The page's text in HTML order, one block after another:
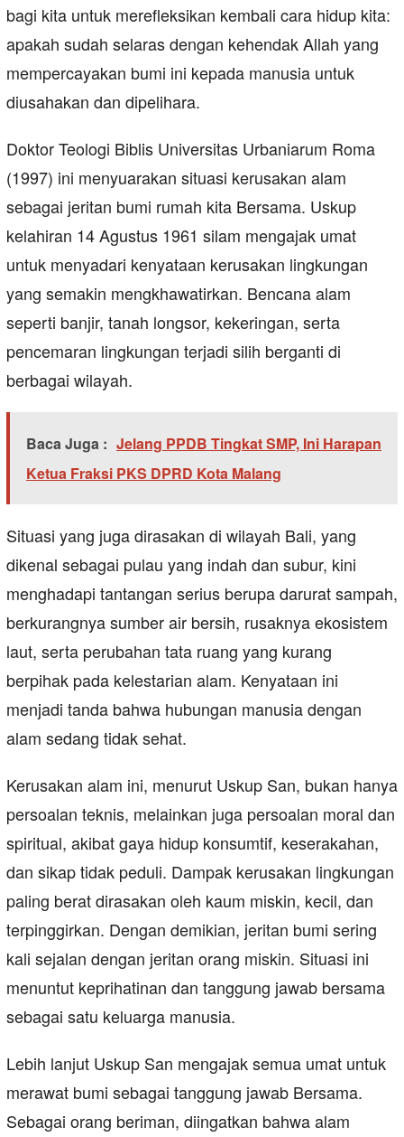
bagi kita untuk merefleksikan kembali cara hidup kita:
apakah sudah selaras dengan kehendak Allah yang
mempercayakan bumi ini kepada manusia untuk
diusahakan dan dipelihara.
Doktor Teologi Biblis Universitas Urbaniarum Roma
(1997) ini menyuarakan situasi kerusakan alam
sebagai jeritan bumi rumah kita Bersama. Uskup
kelahiran 14 Agustus 1961 silam mengajak umat
untuk menyadari kenyataan kerusakan lingkungan
yang semakin mengkhawatirkan. Bencana alam
seperti banjir, tanah longsor, kekeringan, serta
pencemaran lingkungan terjadi silih berganti di
berbagai wilayah.
Baca Juga : Jelang PPDB Tingkat SMP, Ini Harapan
Ketua Fraksi PKS DPRD Kota Malang
Situasi yang juga dirasakan di wilayah Bali, yang
dikenal sebagai pulau yang indah dan subur, kini
menghadapi tantangan serius berupa darurat sampah,
berkurangnya sumber air bersih, rusaknya ekosistem
laut, serta perubahan tata ruang yang kurang
berpihak pada kelestarian alam. Kenyataan ini
menjadi tanda bahwa hubungan manusia dengan
alam sedang tidak sehat.
Kerusakan alam ini, menurut Uskup San, bukan hanya
persoalan teknis, melainkan juga persoalan moral dan
spiritual, akibat gaya hidup konsumtif, keserakahan,
dan sikap tidak peduli. Dampak kerusakan lingkungan
paling berat dirasakan oleh kaum miskin, kecil, dan
terpinggirkan. Dengan demikian, jeritan bumi sering
kali sejalan dengan jeritan orang miskin. Situasi ini
menuntut keprihatinan dan tanggung jawab bersama
sebagai satu keluarga manusia.
Lebih lanjut Uskup San mengajak semua umat untuk
merawat bumi sebagai tanggung jawab Bersama.
Sebagai orang beriman, diingatkan bahwa alam